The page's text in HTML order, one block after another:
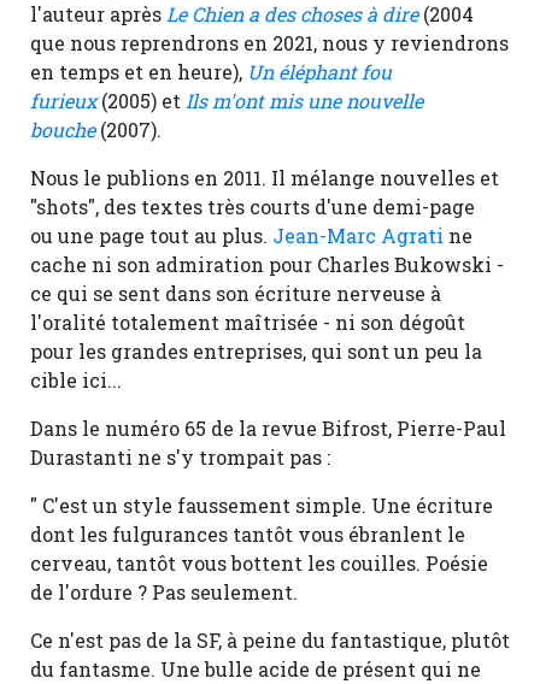
l'auteur aprèsLe Chien a des choses à dire(2004
que nous reprendrons en 2021, nous y reviendrons
en temps et en heure), Un éléphant fou
furieux (2005) etIls m'ont mis une nouvelle
bouche(2007).
Nous le publions en 2011. Il mélange nouvelles et
"shots", des textes très courts d'une demi-page
ou une page tout au plus. Jean-Marc Agrati ne
cache ni son admiration pour Charles Bukowski -
ce qui se sent dans son écriture nerveuse à
l'oralité totalement maîtrisée - ni son dégoût
pour les grandes entreprises, qui sont un peu la
cible ici...
Dans le numéro 65 de la revue Bifrost, Pierre-Paul
Durastanti ne s'y trompait pas :
" C'est un style faussement simple. Une écriture
dont les fulgurances tantôt vous ébranlent le
cerveau, tantôt vous bottent les couilles. Poésie
de l'ordure ? Pas seulement.
Ce n'est pas de la SF, à peine du fantastique, plutôt
du fantasme. Une bulle acide de présent qui ne